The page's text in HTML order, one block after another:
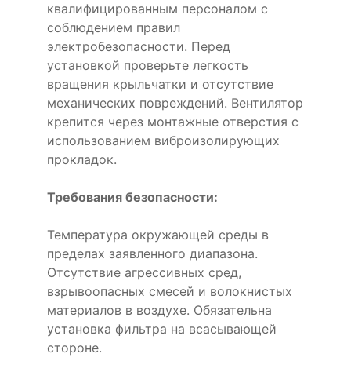
квалифицированным персоналом с
соблюдением правил
электробезопасности. Перед
установкой проверьте легкость
вращения крыльчатки и отсутствие
механических повреждений. Вентилятор
крепится через монтажные отверстия с
использованием виброизолирующих
прокладок.
Требования безопасности:
Температура окружающей среды в
пределах заявленного диапазона.
Отсутствие агрессивных сред,
взрывоопасных смесей и волокнистых
материалов в воздухе. Обязательна
установка фильтра на всасывающей
стороне.